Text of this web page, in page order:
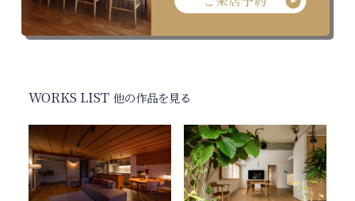
WORKS LIST 他の作品を見る